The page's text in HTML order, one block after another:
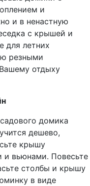
и
и в ненастную
с крышей и
для летних
резными
отдыху
домика
дешево,
крышу
и вьюнами. Повесьте
столбы и крышу
в виде